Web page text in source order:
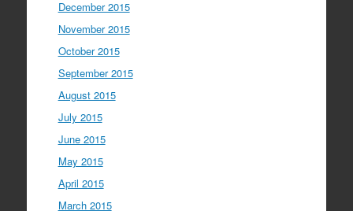
December 2015
November 2015
October 2015
September 2015
August 2015
July 2015
June 2015
May 2015
April 2015
March 2015